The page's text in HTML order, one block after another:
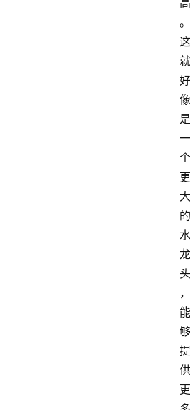
高
。
这
就
好
像
是
一
个
更
大
的
水
龙
头
，
能
够
提
供
更